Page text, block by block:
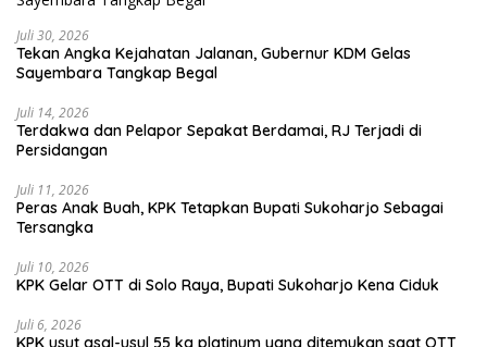
Juli 30, 2026
Tekan Angka Kejahatan Jalanan, Gubernur KDM Gelas
Sayembara Tangkap Begal
Juli 14, 2026
Terdakwa dan Pelapor Sepakat Berdamai, RJ Terjadi di
Persidangan
Juli 11, 2026
Peras Anak Buah, KPK Tetapkan Bupati Sukoharjo Sebagai
Tersangka
Juli 10, 2026
KPK Gelar OTT di Solo Raya, Bupati Sukoharjo Kena Ciduk
Juli 6, 2026
KPK usut asal-usul 55 kg platinum yang ditemukan saat OTT